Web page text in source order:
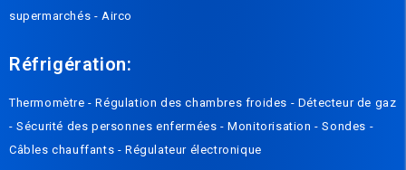
supermarchés - Airco
Réfrigération:
Thermomètre-Régulation des chambres froides - Détecteur de gaz
-Sécurité des personnes enfermées-Monitorisation-Sondes -
Câbles chauffants -Régulateur électronique